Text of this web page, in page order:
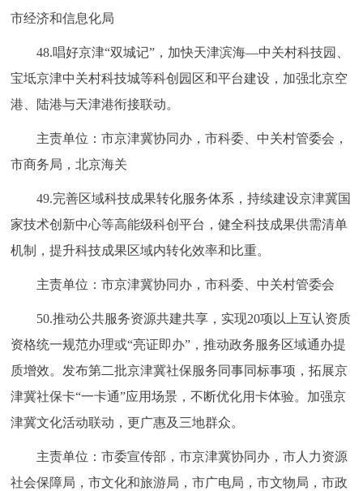
市经济和信息化局
48.唱好京津“双城记”，加快天津滨海—中关村科技园、
宝坻京津中关村科技城等科创园区和平台建设，加强北京空
港、陆港与天津港衔接联动。
主责单位：市京津冀协同办，市科委、中关村管委会，
市商务局，北京海关
49.完善区域科技成果转化服务体系，持续建设京津冀国
家技术创新中心等高能级科创平台，健全科技成果供需清单
机制，提升科技成果区域内转化效率和比重。
主责单位：市京津冀协同办，市科委、中关村管委会
50.推动公共服务资源共建共享，实现20项以上互认资质
资格统一规范办理或“亮证即办”，推动政务服务区域通办提
质增效。发布第二批京津冀社保服务同事同标事项，拓展京
津冀社保卡“一卡通”应用场景，不断优化用卡体验。加强京
津冀文化活动联动，更广惠及三地群众。
主责单位：市委宣传部，市京津冀协同办，市人力资源
社会保障局，市文化和旅游局，市广电局，市文物局，市政